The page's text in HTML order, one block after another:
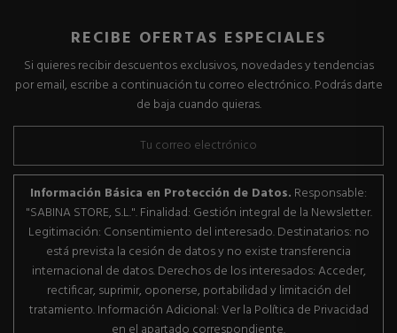
RECIBE OFERTAS ESPECIALES
Si quieres recibir descuentos exclusivos, novedades y tendencias
por email, escribe a continuación tu correo electrónico. Podrás darte
de baja cuando quieras.
Información Básica en Protección de Datos. Responsable:
"SABINA STORE, S.L.". Finalidad: Gestión integral de la Newsletter.
Legitimación: Consentimiento del interesado. Destinatarios: no
está prevista la cesión de datos y no existe transferencia
internacional de datos. Derechos de los interesados: Acceder,
rectificar, suprimir, oponerse, portabilidad y limitación del
tratamiento. Información Adicional: Ver la Política de Privacidad